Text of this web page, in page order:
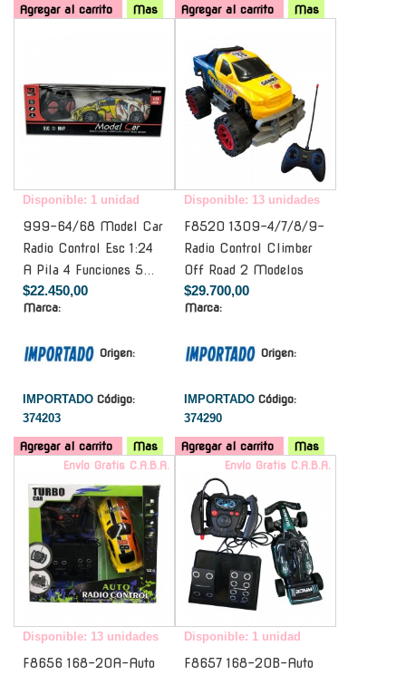
Agregar al carrito Mas Agregar al carrito
Mas
Disponible: 1 unidad
999-64/68 Model Car
Radio Control Esc 1:24
A Pila 4 Funciones 5...
$22.450,00
Marca:
Origen:
IMPORTADO Código:
374203
Agregar al carrito Mas
Disponible: 13 unidades
F8520 1309-4/7/8/9-
Radio Control Climber
Off Road 2 Modelos
$29.700,00
Marca:
Origen:
IMPORTADO Código:
374290
Agregar al carrito
Mas
Envío Gratis C.A.B.A.
Disponible: 13 unidades
F8656 168-20A-Auto
Envío Gratis C.A.B.A.
Disponible: 1 unidad
F8657 168-20B-Auto